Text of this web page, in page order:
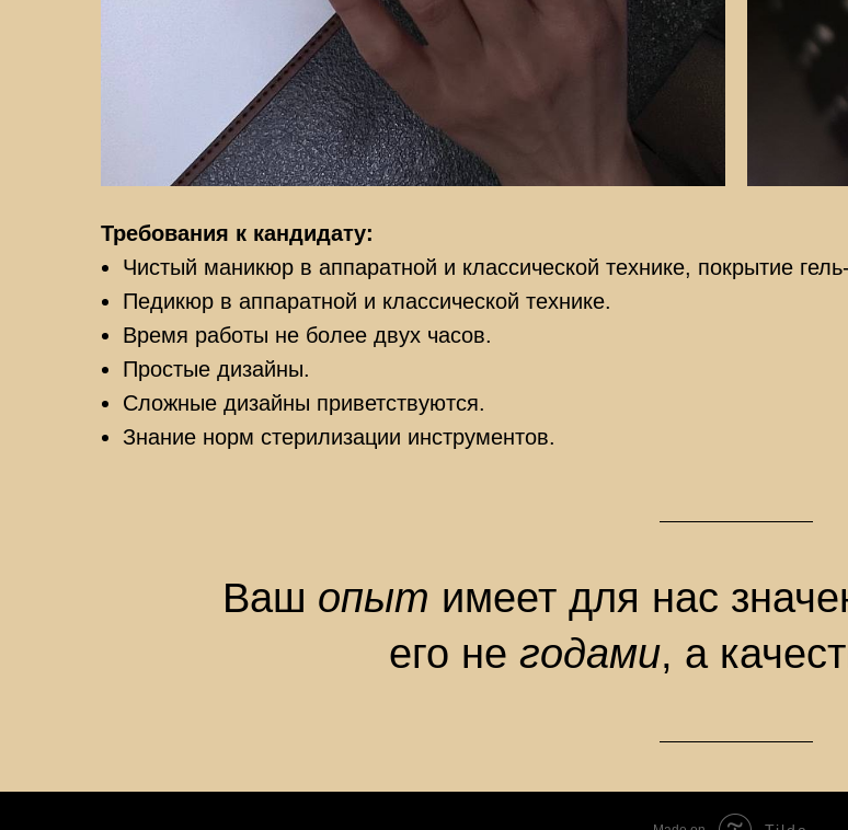
Требования к кандидату:
Чистый маникюр в аппаратной и классической технике, покрытие
Педикюр в аппаратной и классической технике.
Время работы не более двух часов.
Простые дизайны.
Сложные дизайны приветствуются.
Знание норм стерилизации инструментов.
Ваш опыт имеет для нас
его не годами, а